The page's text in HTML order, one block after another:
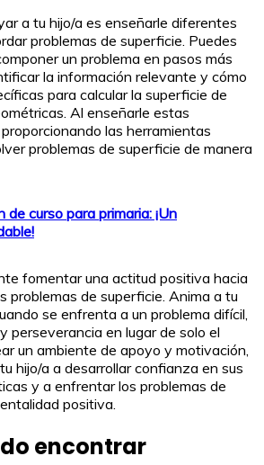
a tu hijo/a es enseñarle diferentes
problemas de superficie. Puedes
un problema en pasos más
la información relevante y cómo
para calcular la superficie de
Al enseñarle estas
las herramientas
problemas de superficie de manera
curso para primaria: ¡Un
fomentar una actitud positiva hacia
problemas de superficie. Anima a tu
se enfrenta a un problema difícil,
perseverancia en lugar de solo el
un ambiente de apoyo y motivación,
hijo/a a desarrollar confianza en sus
y a enfrentar los problemas de
positiva.
encontrar